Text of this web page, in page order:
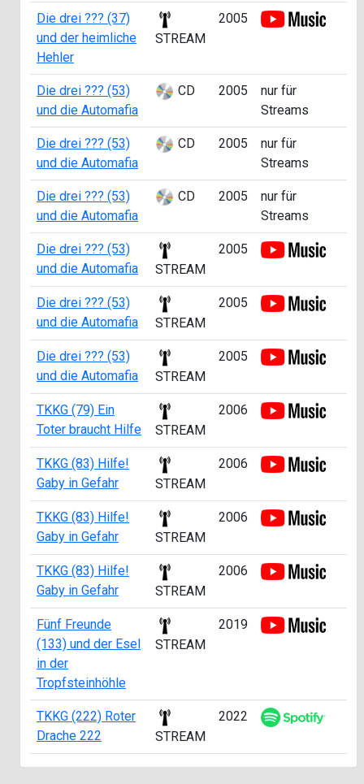
Die drei ??? (37)
und der heimliche
Hehler
STREAM
2005
Die drei ??? (53)
und die Automafia
CD 2005
nur für
Streams
Die drei ??? (53)
und die Automafia
CD 2005
nur für
Streams
Die drei ??? (53)
und die Automafia
CD 2005
nur für
Streams
Die drei ??? (53)
und die Automafia
STREAM
2005
Die drei ??? (53)
und die Automafia
STREAM
2005
Die drei ??? (53)
und die Automafia
STREAM
2005
TKKG (79) Ein
Toter braucht Hilfe
STREAM
2006
TKKG (83) Hilfe!
Gaby in Gefahr
STREAM
2006
TKKG (83) Hilfe!
Gaby in Gefahr
STREAM
2006
TKKG (83) Hilfe!
Gaby in Gefahr
STREAM
2006
Fünf Freunde
(133) und der Esel
in der
Tropfsteinhöhle
STREAM
2019
TKKG (222) Roter
Drache 222
STREAM
2022